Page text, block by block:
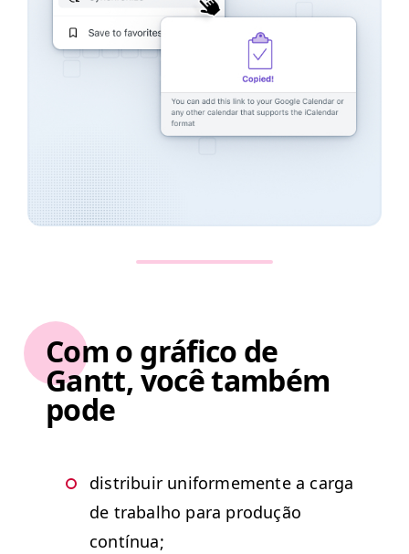
Com o gráfico de
Gantt, você também
pode
dis­tribuir uni­forme­mente a car­ga
de tra­bal­ho para pro­dução
contínua;